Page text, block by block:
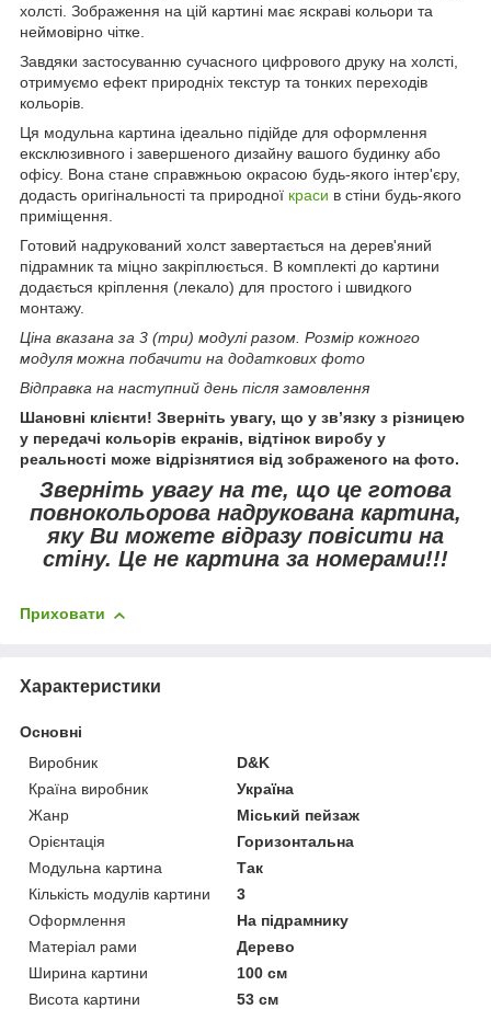
холсті. Зображення на цій картині має яскраві кольори та
неймовірно чітке.
Завдяки застосуванню сучасного цифрового друку на холсті,
отримуємо ефект природніх текстур та тонких переходів
кольорів.
Ця модульна картина ідеально підійде для оформлення
ексклюзивного і завершеного дизайну вашого будинку або
офісу. Вона стане справжньою окрасою будь-якого інтер'єру,
додасть оригінальності та природної краси в стіни будь-якого
приміщення.
Готовий надрукований холст завертається на дерев'яний
підрамник та міцно закріплюється. В комплекті до картини
додається кріплення (лекало) для простого і швидкого
монтажу.
Ціна вказана за 3 (три) модулі разом. Розмір кожного
модуля можна побачити на додаткових фото
Відправка на наступний день після замовлення
Шановні клієнти! Зверніть увагу, що у зв’язку з різницею
у передачі кольорів екранів, відтінок виробу у
реальності може відрізнятися від зображеного на фото.
Зверніть увагуна те, що це готова
повнокольорова надрукована картина,
яку Ви можете відразу повісити на
стіну. Це не картина за номерами!!!
Приховати
Характеристики
Основні
Виробник
D&K
Країна виробник
Україна
Жанр
Міський пейзаж
Орієнтація
Горизонтальна
Модульна картина
Так
Кількість модулів картини
3
Оформлення
На підрамнику
Матеріал рами
Дерево
Ширина картини
100 см
Висота картини
53 см